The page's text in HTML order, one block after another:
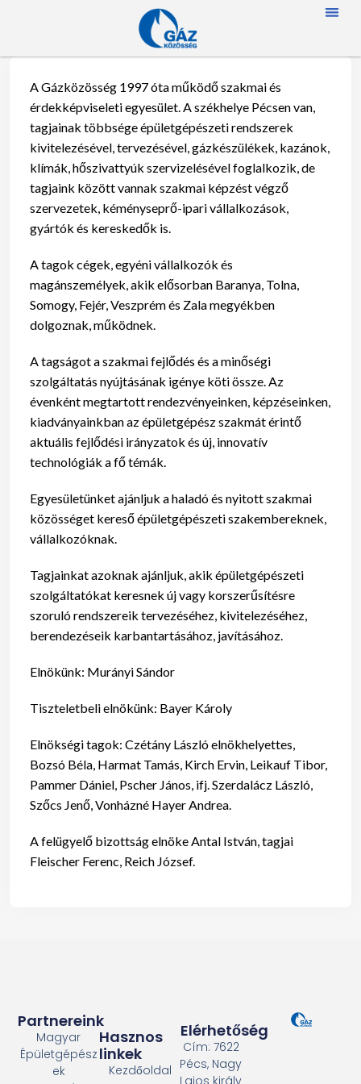
A Gázközösség 1997 óta működő szakmai és
érdekképviseleti egyesület. A székhelye Pécsen van,
tagjainak többsége épületgépészeti rendszerek
kivitelezésével, tervezésével, gázkészülékek, kazánok,
klímák, hőszivattyúk szervizelésével foglalkozik, de
tagjaink között vannak szakmai képzést végző
szervezetek, kéményseprő-ipari vállalkozások,
gyártók és kereskedők is.
A tagok cégek, egyéni vállalkozók és
magánszemélyek, akik elősorban Baranya, Tolna,
Somogy, Fejér, Veszprém és Zala megyékben
dolgoznak, működnek.
A tagságot a szakmai fejlődés és a minőségi
szolgáltatás nyújtásának igénye köti össze. Az
évenként megtartott rendezvényeinken, képzéseinken,
kiadványainkban az épületgépész szakmát érintő
aktuális fejlődési irányzatok és új, innovatív
technológiák a fő témák.
Egyesületünket ajánljuk a haladó és nyitott szakmai
közösséget kereső épületgépészeti szakembereknek,
vállalkozóknak.
Tagjainkat azoknak ajánljuk, akik épületgépészeti
szolgáltatókat keresnek új vagy korszerűsítésre
szoruló rendszereik tervezéséhez, kivitelezéséhez,
berendezéseik karbantartásához, javításához.
Elnökünk: Murányi Sándor
Tiszteletbeli elnökünk: Bayer Károly
Elnökségi tagok: Czétány László elnökhelyettes,
Bozsó Béla, Harmat Tamás, Kirch Ervin, Leikauf Tibor,
Pammer Dániel, Pscher János, ifj. Szerdalácz László,
Szőcs Jenő, Vonházné Hayer Andrea.
A felügyelő bizottság elnöke Antal István, tagjai
Fleischer Ferenc, Reich József.
Elérhetőség
Cím: 7622
Pécs, Nagy
Lajos király
Hasznos
linkek
Kezdőoldal
Partnereink
Magyar
Épületgépész
ek